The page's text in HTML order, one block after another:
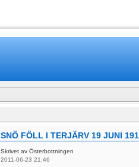
SNÖ FÖLL I TERJÄRV 19 JUNI
Skrivet av Österbottningen
2011-06-23 21:46